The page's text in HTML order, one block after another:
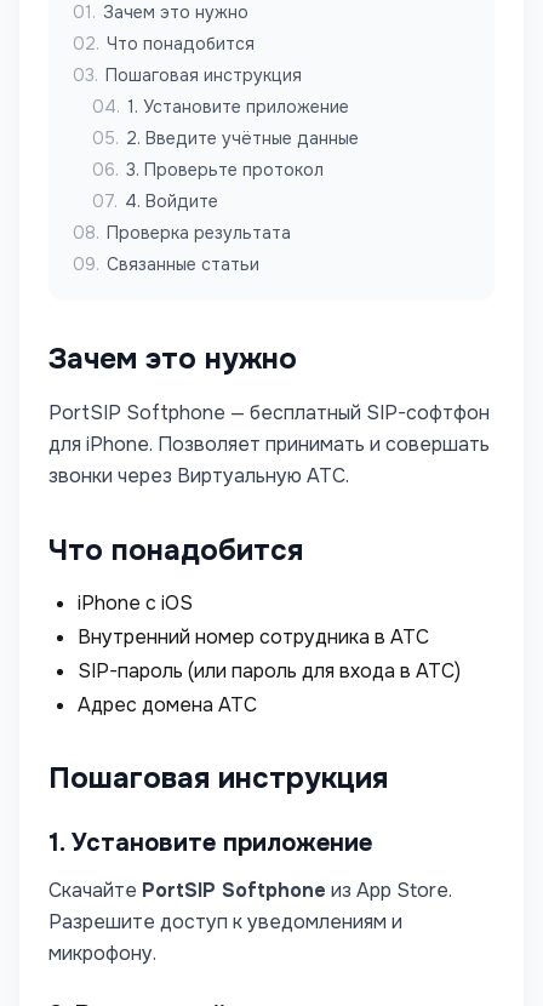
01. Зачем это нужно
02. Что понадобится
03. Пошаговая инструкция
04. 1. Установите приложение
05. 2. Введите учётные данные
06. 3. Проверьте протокол
07. 4. Войдите
08. Проверка результата
09. Связанные статьи
Зачем это нужно
PortSIP Softphone — бесплатный SIP-софтфон
для iPhone. Позволяет принимать и совершать
звонки через Виртуальную АТС.
Что понадобится
iPhone с iOS
Внутренний номер сотрудника в АТС
SIP-пароль (или пароль для входа в АТС)
Адрес домена АТС
Пошаговая инструкция
1. Установите приложение
Скачайте PortSIP Softphone из App Store.
Разрешите доступ к уведомлениям и
микрофону.